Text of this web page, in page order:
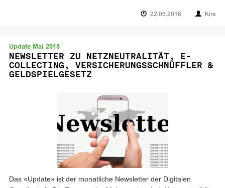
22.05.2018 Kire
Update Mai 2018
NEWSLETTER ZU NETZNEUTRALITÄT, E-
COLLECTING, VERSICHERUNGSSCHNÜFFLER &
GELDSPIELGESETZ
Das «Update» ist der monatliche Newsletter der Digitalen